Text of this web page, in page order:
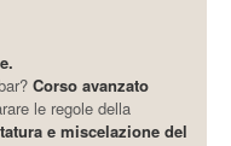
Corso avanzato
le regole della
e miscelazione del